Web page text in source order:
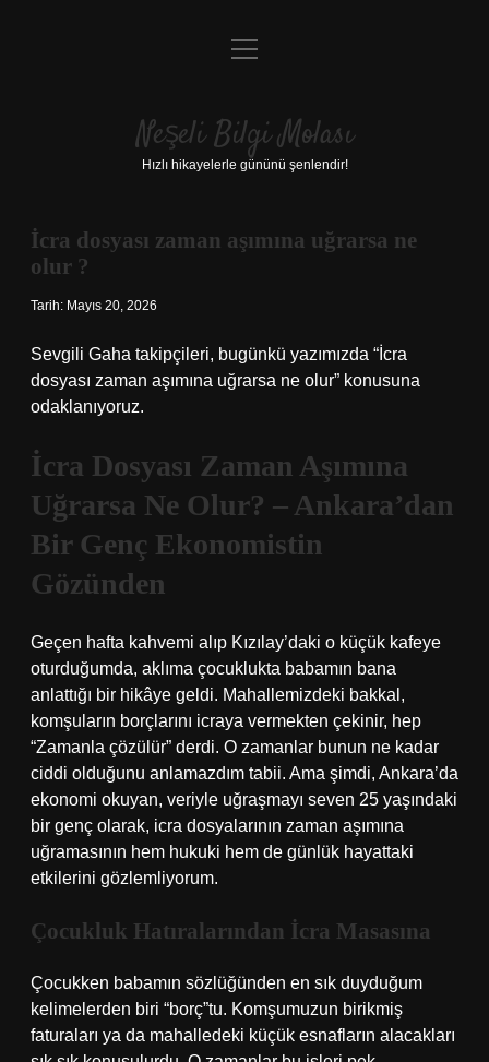
Anasayfa
Yasal Uyarı
menüyü
Neşeli Bilgi Molası
Hızlı hikayelerle gününü şenlendir!
İcra dosyası zaman aşımına uğrarsa ne
olur ?
Tarih: Mayıs 20, 2026
Sevgili Gaha takipçileri, bugünkü yazımızda “İcra
dosyası zaman aşımına uğrarsa ne olur” konusuna
odaklanıyoruz.
İcra Dosyası Zaman Aşımına
Uğrarsa Ne Olur? – Ankara’dan
Bir Genç Ekonomistin
Gözünden
Geçen hafta kahvemi alıp Kızılay’daki o küçük kafeye
oturduğumda, aklıma çocuklukta babamın bana
anlattığı bir hikâye geldi. Mahallemizdeki bakkal,
komşuların borçlarını icraya vermekten çekinir, hep
“Zamanla çözülür” derdi. O zamanlar bunun ne kadar
ciddi olduğunu anlamazdım tabii. Ama şimdi, Ankara’da
ekonomi okuyan, veriyle uğraşmayı seven 25 yaşındaki
bir genç olarak, icra dosyalarının zaman aşımına
uğramasının hem hukuki hem de günlük hayattaki
etkilerini gözlemliyorum.
Çocukluk Hatıralarından İcra Masasına
Çocukken babamın sözlüğünden en sık duyduğum
kelimelerden biri “borç”tu. Komşumuzun birikmiş
faturaları ya da mahalledeki küçük esnafların alacakları